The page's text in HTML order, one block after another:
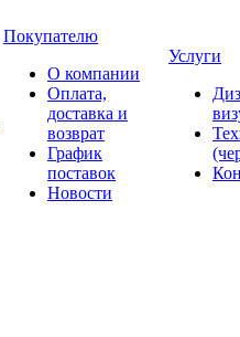
Покупателю
О компании
Оплата,
доставка и
возврат
График
поставок
Новости
Услуги